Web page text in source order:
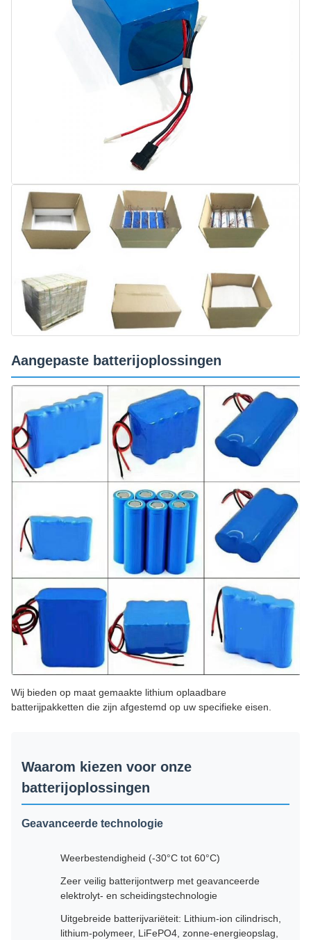
Aangepaste batterijoplossingen
Wij bieden op maat gemaakte lithium oplaadbare
batterijpakketten die zijn afgestemd op uw specifieke eisen.
Waarom kiezen voor onze
batterijoplossingen
Geavanceerde technologie
Weerbestendigheid (-30°C tot 60°C)
Zeer veilig batterijontwerp met geavanceerde
elektrolyt- en scheidingstechnologie
Uitgebreide batterijvariëteit: Lithium-ion cilindrisch,
lithium-polymeer, LiFePO4, zonne-energieopslag,